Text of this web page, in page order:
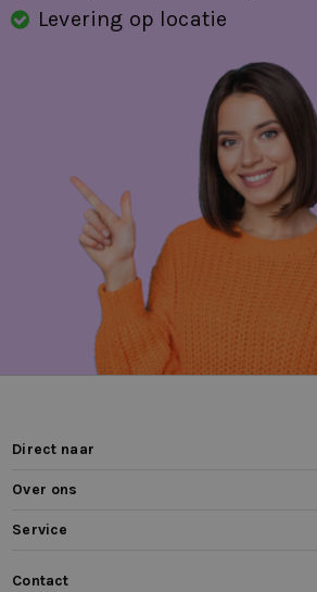
Levering op locatie
Direct naar
Over ons
Service
Contact